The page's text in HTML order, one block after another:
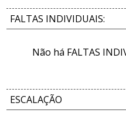
FALTAS INDIVIDUAIS:
Não há FALTAS
ESCALAÇÃO